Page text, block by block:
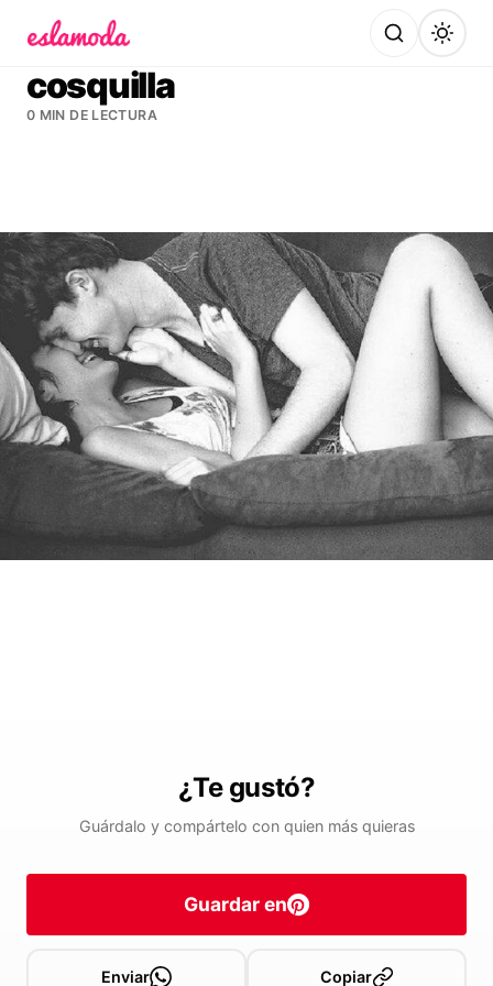
cosquilla
0 MIN DE LECTURA
¿Te gustó?
Guárdalo y compártelo con quien más quieras
Guardar en
Enviar Copiar